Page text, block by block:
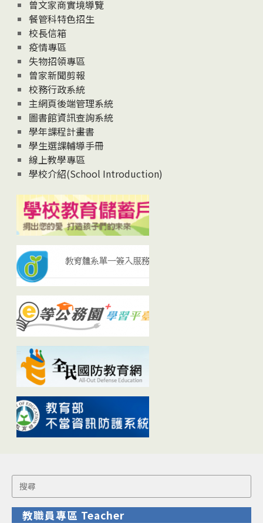
News
曾文家商實境導覽
餐管科特色招生
校長信箱
疫情專區
失物招領專區
曾家新聞剪報
校務行政系統
主網頁後端管理系統
圖書館資訊查詢系統
學年課程計畫書
學生選課輔導手冊
線上教學專區
學校介紹(School Introduction)
Search
for:
教職員專區 Teacher